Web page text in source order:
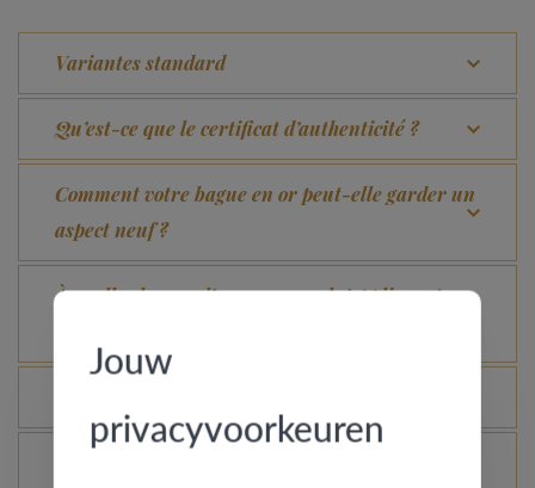
Variantes standard
Qu’est-ce que le certificat d’authenticité ?
Comment votre bague en or peut-elle garder un
aspect neuf ?
À quelles bagues l’assurance vol s’applique-t-
Jouw
privacyvoorkeuren